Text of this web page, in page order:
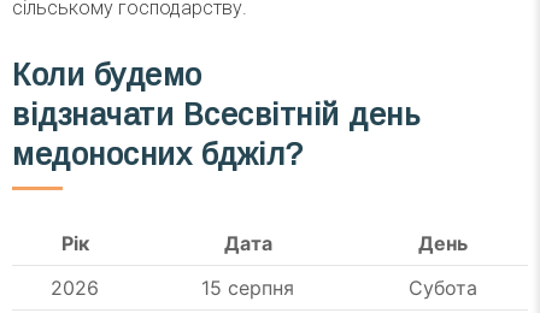
сільському господарству.
Коли будемо
відзначати Всесвітній день
медоносних бджіл?
Рік Дата
День
2026
15 серпня
Субота